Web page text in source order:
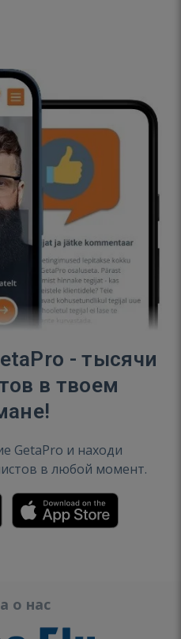
- тысячи
в твоем
GetaPro и находи
в любой момент.
о нас